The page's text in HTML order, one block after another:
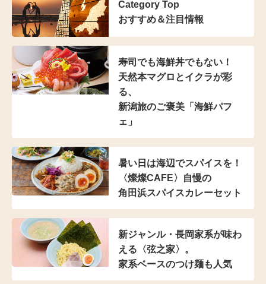
Category Top
おすすめ＆注目情報
寿司でも海鮮丼でもない！
天然本マグロとイクラが彩
る、
新潟旅のご褒美「海鮮パフ
ェ」
暑い日は海辺でスパイスを！
〈燦燦CAFE〉自慢の
角田浜スパイスカレーセット
新ジャンル・長岡家系が味わ
える〈弦之家〉。
家系ベースのつけ麺も人気